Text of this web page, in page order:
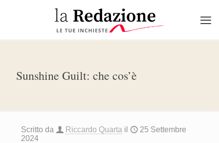
Sunshine Guilt: che cos’è
Scritto da Riccardo Quarta il
25 Settembre
2024